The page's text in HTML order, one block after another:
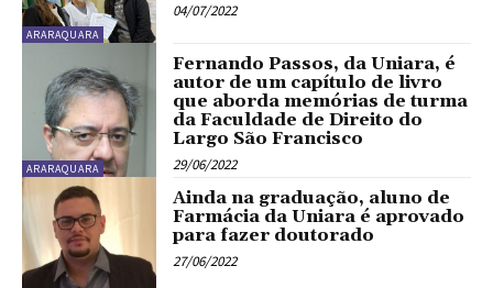
ARARAQUARA
04/07/2022
ARARAQUARA
Fernando Passos, da Uniara, é
autor de um capítulo de livro
que aborda memórias de turma
da Faculdade de Direito do
Largo São Francisco
29/06/2022
Ainda na graduação, aluno de
Farmácia da Uniara é aprovado
para fazer doutorado
27/06/2022